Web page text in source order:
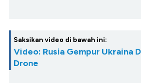
Saksikan video di bawah ini:
Video: Rusia Gempur Ukraina
Drone